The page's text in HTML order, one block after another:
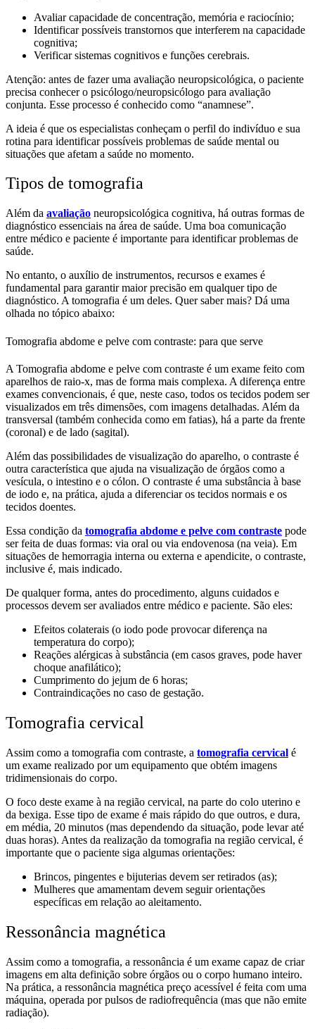
Avaliar capacidade de concentração, memória e raciocínio;
Identificar possíveis transtornos que interferem na capacidade
cognitiva;
Verificar sistemas cognitivos e funções cerebrais.
Atenção: antes de fazer uma avaliação neuropsicológica, o paciente
precisa conhecer o psicólogo/neuropsicólogo para avaliação
conjunta. Esse processo é conhecido como “anamnese”.
A ideia é que os especialistas conheçam o perfil do indivíduo e sua
rotina para identificar possíveis problemas de saúde mental ou
situações que afetam a saúde no momento.
Tipos de tomografia
Além da avaliação neuropsicológica cognitiva, há outras formas de
diagnóstico essenciais na área de saúde. Uma boa comunicação
entre médico e paciente é importante para identificar problemas de
saúde.
No entanto, o auxílio de instrumentos, recursos e exames é
fundamental para garantir maior precisão em qualquer tipo de
diagnóstico. A tomografia é um deles. Quer saber mais? Dá uma
olhada no tópico abaixo:
Tomografia abdome e pelve com contraste: para que serve
A Tomografia abdome e pelve com contraste é um exame feito com
aparelhos de raio-x, mas de forma mais complexa. A diferença entre
exames convencionais, é que, neste caso, todos os tecidos podem ser
visualizados em três dimensões, com imagens detalhadas. Além da
transversal (também conhecida como em fatias), há a parte da frente
(coronal) e de lado (sagital).
Além das possibilidades de visualização do aparelho, o contraste é
outra característica que ajuda na visualização de órgãos como a
vesícula, o intestino e o cólon. O contraste é uma substância à base
de iodo e, na prática, ajuda a diferenciar os tecidos normais e os
tecidos doentes.
Essa condição da tomografia abdome e pelve com contraste pode
ser feita de duas formas: via oral ou via endovenosa (na veia). Em
situações de hemorragia interna ou externa e apendicite, o contraste,
inclusive é, mais indicado.
De qualquer forma, antes do procedimento, alguns cuidados e
processos devem ser avaliados entre médico e paciente. São eles:
Efeitos colaterais (o iodo pode provocar diferença na
temperatura do corpo);
Reações alérgicas à substância (em casos graves, pode haver
choque anafilático);
Cumprimento do jejum de 6 horas;
Contraindicações no caso de gestação.
Tomografia cervical
Assim como a tomografia com contraste, a tomografia cervical é
um exame realizado por um equipamento que obtém imagens
tridimensionais do corpo.
O foco deste exame à na região cervical, na parte do colo uterino e
da bexiga. Esse tipo de exame é mais rápido do que outros, e dura,
em média, 20 minutos (mas dependendo da situação, pode levar até
duas horas). Antes da realização da tomografia na região cervical, é
importante que o paciente siga algumas orientações:
Brincos, pingentes e bijuterias devem ser retirados (as);
Mulheres que amamentam devem seguir orientações
específicas em relação ao aleitamento.
Ressonância magnética
Assim como a tomografia, a ressonância é um exame capaz de criar
imagens em alta definição sobre órgãos ou o corpo humano inteiro.
Na prática, a ressonância magnética preço acessível é feita com uma
máquina, operada por pulsos de radiofrequência (mas que não emite
radiação).